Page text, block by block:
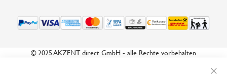
© 2025 AKZENT direct GmbH - alle Rechte vorbehalten